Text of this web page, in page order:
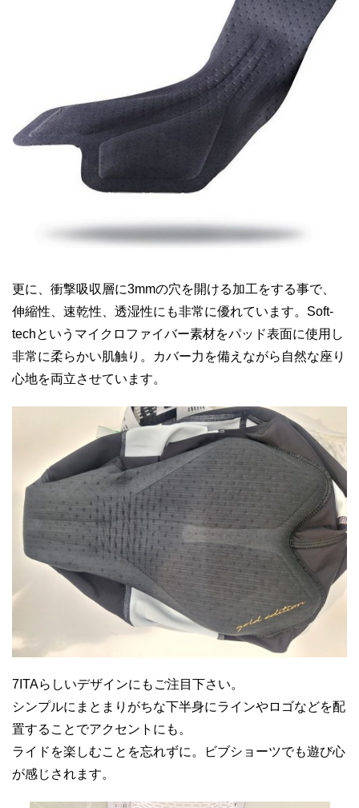
更に、衝撃吸収層に3mmの穴を開ける加工をする事で、
伸縮性、速乾性、透湿性にも非常に優れています。Soft-
techというマイクロファイバー素材をパッド表面に使用し
非常に柔らかい肌触り。カバー力を備えながら自然な座り
心地を両立させています。
7ITAらしいデザインにもご注目下さい。
シンプルにまとまりがちな下半身にラインやロゴなどを配
置することでアクセントにも。
ライドを楽しむことを忘れずに。ビブショーツでも遊び心
が感じされます。